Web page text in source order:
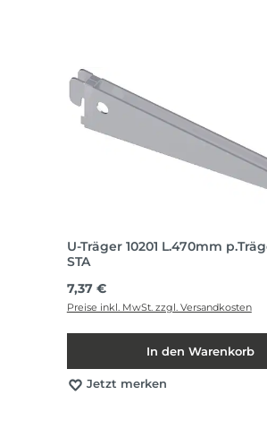
U-Träger 10201 L.470mm
STA
Regulärer Preis:
7,37 €
Preise inkl. MwSt. zzgl. Versandkosten
In den Warenkorb
Jetzt merken